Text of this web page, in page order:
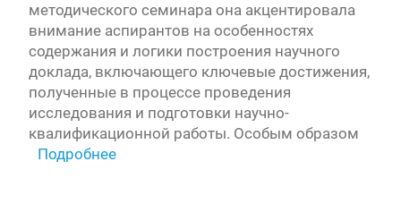
методического семинара она акцентировала
внимание аспирантов на особенностях
содержания и логики построения научного
доклада, включающего ключевые достижения,
полученные в процессе проведения
исследования и подготовки научно-
квалификационной работы. Особым образом
Подробнее